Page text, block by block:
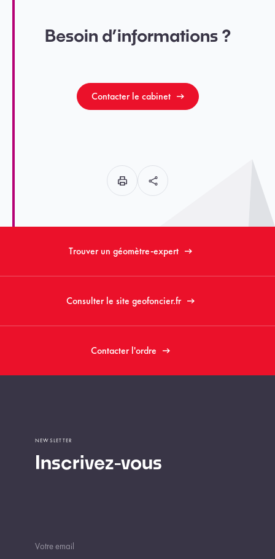
Besoin d’informations ?
Contacter le cabinet
Trouver un géomètre-expert
Consulter le site geofoncier.fr
Contacter l'ordre
Inscrivez-vous
NEWSLETTER